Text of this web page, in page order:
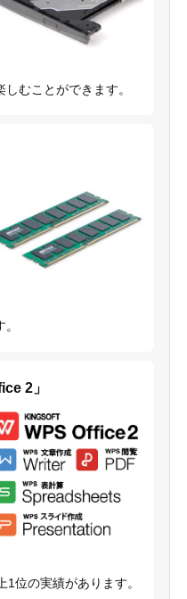
むことができます。
2」
位の実績があります。